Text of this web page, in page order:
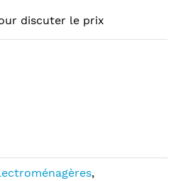
discuter le prix
,